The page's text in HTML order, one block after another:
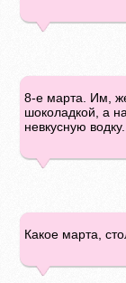
8-е марта. Им,
шоколадкой, а
невкусную водку..
Какое марта,